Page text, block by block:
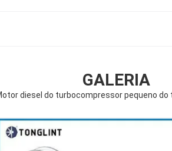
GALERIA
diesel do turbocompressor pequeno